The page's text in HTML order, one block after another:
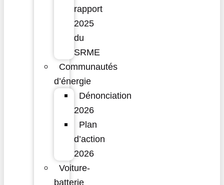
rapport
2025
du
SRME
Communautés
d’énergie
Dénonciation
2026
Plan
d’action
2026
Voiture-
batterie